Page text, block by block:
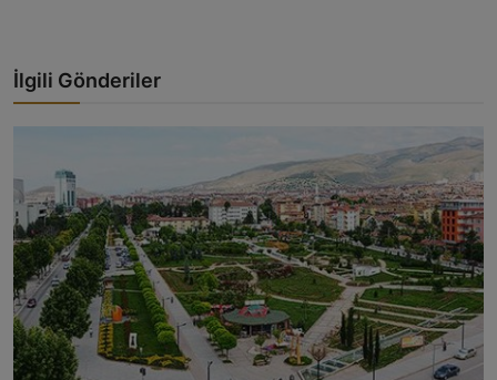
İlgili Gönderiler